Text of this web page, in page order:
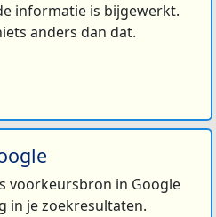
informatie is bijgewerkt.
anders dan dat.
voorkeursbron in Google
in je zoekresultaten.